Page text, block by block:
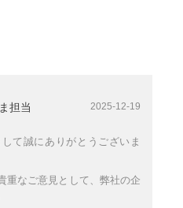
担当 2025-12-19
て誠にありがとうございま
重なご意見として、弊社の企